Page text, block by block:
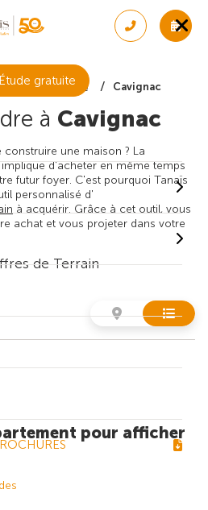
Étude gratuite
Gironde Cavignac
à Cavignac
une maison ? La
d'acheter en même temps
futur foyer. C'est pourquoi Tanaïs
personnalisé d'
à acquérir. Grâce à cet outil, vous
achat et vous projeter dans votre
de Terrain
pour afficher